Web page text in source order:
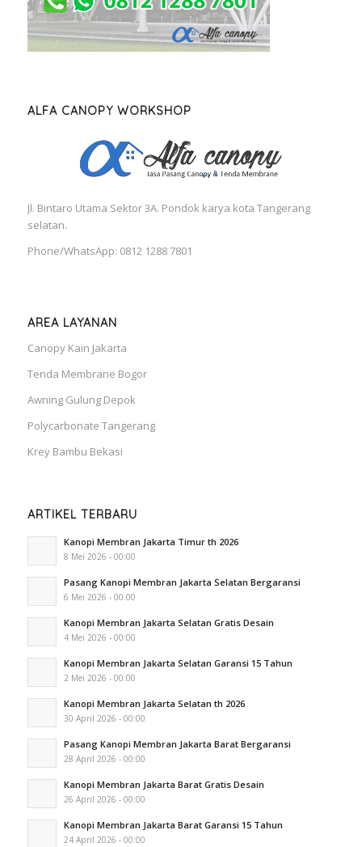
ALFA CANOPY WORKSHOP
Jl. Bintaro Utama Sektor 3A. Pondok karya kota Tangerang
selatan.
Phone/WhatsApp: 0812 1288 7801
AREA LAYANAN
Canopy Kain Jakarta
Tenda Membrane Bogor
Awning Gulung Depok
Polycarbonate Tangerang
Krey Bambu Bekasi
ARTIKEL TERBARU
Kanopi Membran Jakarta Timur th 2026
8 Mei 2026 - 00:00
Pasang Kanopi Membran Jakarta Selatan Bergaransi
6 Mei 2026 - 00:00
Kanopi Membran Jakarta Selatan Gratis Desain
4 Mei 2026 - 00:00
Kanopi Membran Jakarta Selatan Garansi 15 Tahun
2 Mei 2026 - 00:00
Kanopi Membran Jakarta Selatan th 2026
30 April 2026 - 00:00
Pasang Kanopi Membran Jakarta Barat Bergaransi
28 April 2026 - 00:00
Kanopi Membran Jakarta Barat Gratis Desain
26 April 2026 - 00:00
Kanopi Membran Jakarta Barat Garansi 15 Tahun
24 April 2026 - 00:00